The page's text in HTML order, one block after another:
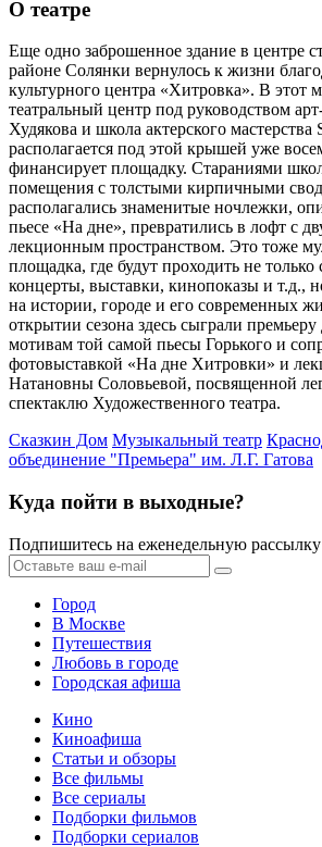
О театре
Еще одно заброшенное здание в центре
районе Солянки вернулось к жизни
культурного центра «Хитровка». В этот
театральный центр под руководством
Худякова и школа актерского мастерства
располагается под этой крышей уже
финансирует площадку. Стараниями
помещения с толстыми кирпичными
располагались знаменитые ночлежки,
пьесе «На дне», превратились в лофт с
лекционным пространством. Это тоже
площадка, где будут проходить не только
концерты, выставки, кинопоказы и т.д.,
на истории, городе и его современных
открытии сезона здесь сыграли
мотивам той самой пьесы Горького и
фотовыставкой «На дне Хитровки» и
Натановны Соловьевой, посвященной
спектаклю Художественного театра.
Сказкин Дом Музыкальный театр
объединение "Премьера" им. Л.Г. Гатова
Куда пойти в выходные?
Подпишитесь на еженедельную рассылку
Город
В Москве
Путешествия
Любовь в городе
Городская афиша
Кино
Киноафиша
Статьи и обзоры
Все фильмы
Все сериалы
Подборки фильмов
Подборки сериалов